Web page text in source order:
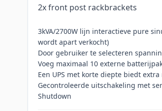
2x front post rackbrackets
3kVA/2700W lijn interactieve pure
wordt apart verkocht)
Door gebruiker te selecteren
Voeg maximaal 10 externe
Een UPS met korte diepte biedt
Gecontroleerde uitschakeling met
Shutdown